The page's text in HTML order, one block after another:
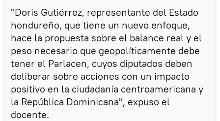
"Doris Gutiérrez, representante del Estado
hondureño, que tiene un nuevo enfoque,
hace la propuesta sobre el balance real y el
peso necesario que geopolíticamente debe
tener el Parlacen, cuyos diputados deben
deliberar sobre acciones con un impacto
positivo en la ciudadanía centroamericana y
la República Dominicana", expuso el
docente.